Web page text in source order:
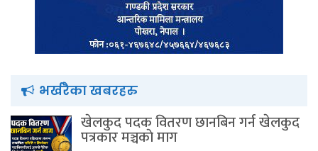
भर्खरैका खबरहरु
खेलकुद पदक वितरण छानबिन गर्न खेलकुद
पत्रकार मञ्चकाे माग